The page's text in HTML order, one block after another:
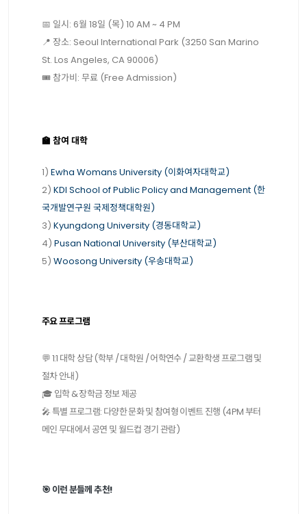
📅 일시: 6월 18일 (목) 10 AM ~ 4 PM
📍 장소: Seoul International Park (3250 San Marino
St. Los Angeles, CA 90006)
🎟 참가비: 무료 (Free Admission)
🏫 참여 대학
1) Ewha Womans University (이화여자대학교)
2) KDI School of Public Policy and Management (한
국개발연구원 국제정책대학원)
3) Kyungdong University (경동대학교)
4) Pusan National University (부산대학교)
5) Woosong University (우송대학교)
주요 프로그램
💬 1:1 대학 상담 (학부 / 대학원 / 어학연수 / 교환학생 프로그램 및
절차 안내)
🎓 입학 & 장학금 정보 제공
🎤 특별 프로그램: 다양한 문화 및 참여형 이벤트 진행 (4PM 부터
메인 무대에서 공연 및 월드컵 경기 관람)
🎯 이런 분들께 추천!